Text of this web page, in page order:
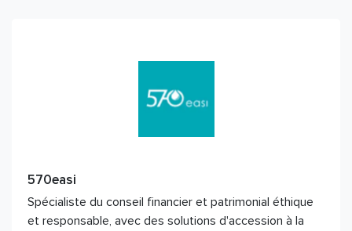
570easi
Spécialiste du conseil financier et patrimonial éthique
et responsable, avec des solutions d'accession à la